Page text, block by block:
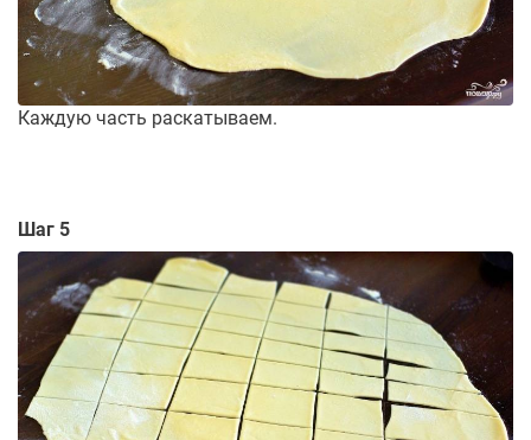
Каждую часть раскатываем.
Шаг 5